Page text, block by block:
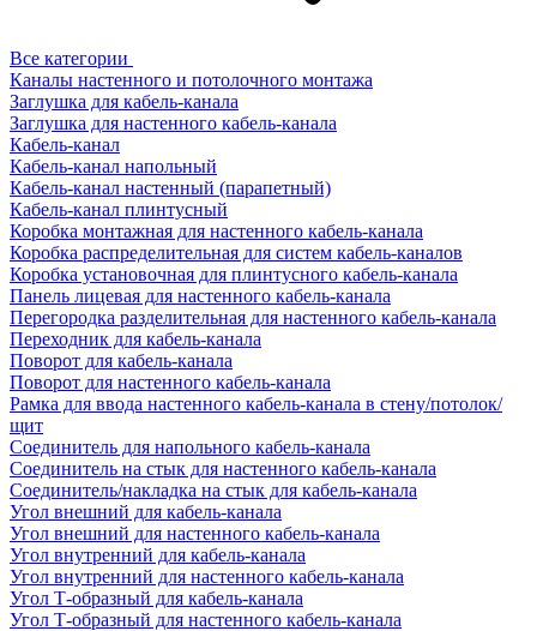
Все категории
Каналы настенного и потолочного монтажа
Заглушка для кабель-канала
Заглушка для настенного кабель-канала
Кабель-канал
Кабель-канал напольный
Кабель-канал настенный (парапетный)
Кабель-канал плинтусный
Коробка монтажная для настенного кабель-канала
Коробка распределительная для систем кабель-каналов
Коробка установочная для плинтусного кабель-канала
Панель лицевая для настенного кабель-канала
Перегородка разделительная для настенного кабель-канала
Переходник для кабель-канала
Поворот для кабель-канала
Поворот для настенного кабель-канала
Рамка для ввода настенного кабель-канала в стену/потолок/
щит
Соединитель для напольного кабель-канала
Соединитель на стык для настенного кабель-канала
Соединитель/накладка на стык для кабель-канала
Угол внешний для кабель-канала
Угол внешний для настенного кабель-канала
Угол внутренний для кабель-канала
Угол внутренний для настенного кабель-канала
Угол Т-образный для кабель-канала
Угол Т-образный для настенного кабель-канала